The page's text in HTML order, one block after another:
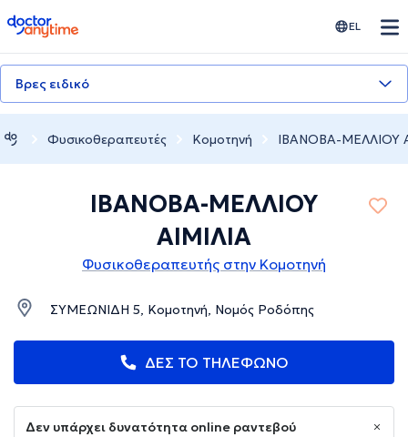
doctoranytime EL
Βρες ειδικό
Φυσικοθεραπευτές Κομοτηνή ΙΒΑΝΟΒΑ-ΜΕΛΛΙΟΥ
ΙΒΑΝΟΒΑ-ΜΕΛΛΙΟΥ
ΑΙΜΙΛΙΑ
Φυσικοθεραπευτής στην Κομοτηνή
ΣΥΜΕΩΝΙΔΗ 5, Κομοτηνή, Νομός Ροδόπης
ΔΕΣ ΤΟ ΤΗΛΕΦΩΝΟ
Δεν υπάρχει δυνατότητα online ραντεβού